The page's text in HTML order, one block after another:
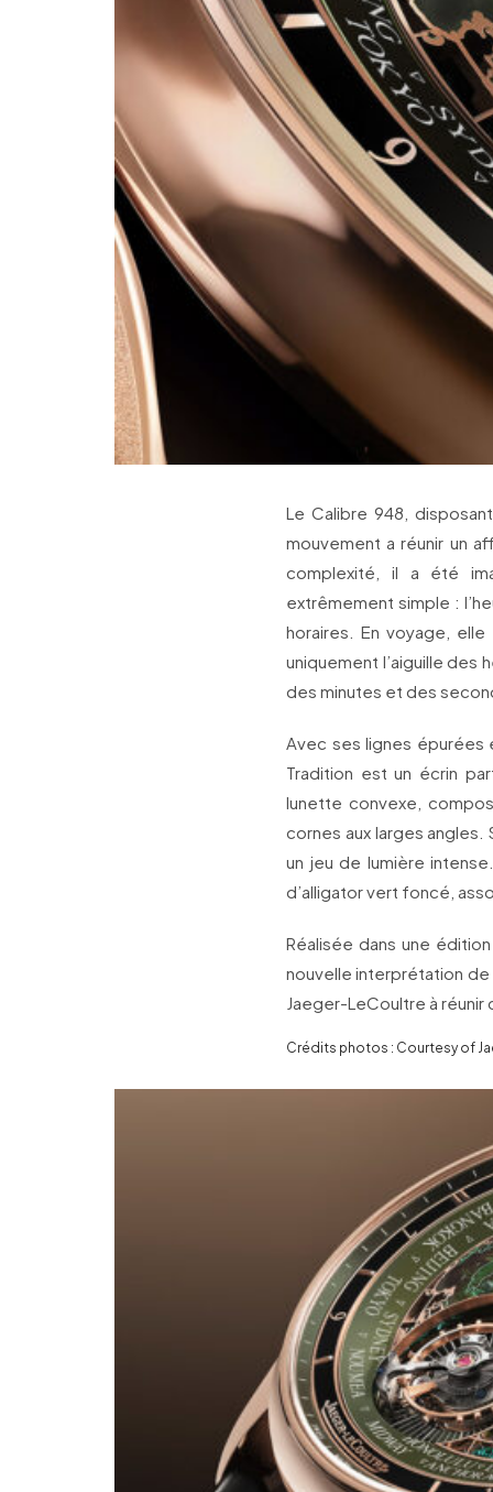
Le Calibre 948,
mouvement a réunir un
complexité, il a été
extrêmement simple :
horaires. En voyage,
uniquement l’aiguille des
des minutes et des
Avec ses lignes épurées
Tradition est un écrin
lunette convexe,
cornes aux larges
un jeu de lumière
d’alligator vert foncé,
Réalisée dans une
nouvelle interprétation de
Jaeger-LeCoultre à
Crédits photos : Courtesy of